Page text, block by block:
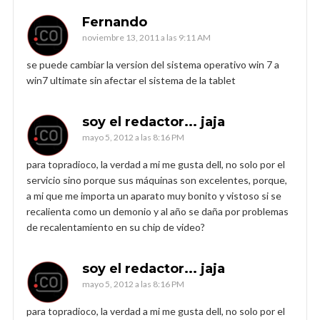
Fernando
noviembre 13, 2011 a las 9:11 AM
se puede cambiar la version del sistema operativo win 7 a
win7 ultimate sin afectar el sistema de la tablet
soy el redactor... jaja
mayo 5, 2012 a las 8:16 PM
para topradioco, la verdad a mi me gusta dell, no solo por el
servicio sino porque sus máquinas son excelentes, porque,
a mi que me importa un aparato muy bonito y vistoso si se
recalienta como un demonio y al año se daña por problemas
de recalentamiento en su chip de video?
soy el redactor... jaja
mayo 5, 2012 a las 8:16 PM
para topradioco, la verdad a mi me gusta dell, no solo por el